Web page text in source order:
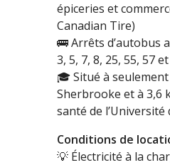
épiceries et
Canadian Tire)
🚌Arrêts d’autobus
3, 5, 7, 8, 25, 55, 57
🎓 Situé à
Sherbrooke et à 3,6
santé de l’Université
Conditions de
💡 Électricité à la